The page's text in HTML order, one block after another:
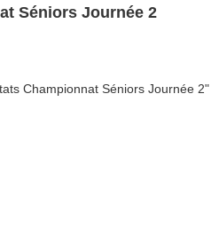
Séniors Journée 2